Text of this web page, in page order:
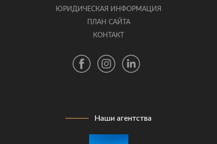
ЮРИДИЧЕСКАЯ ИНФОРМАЦИЯ
ПЛАН САЙТА
КОНТАКТ
Наши агентства